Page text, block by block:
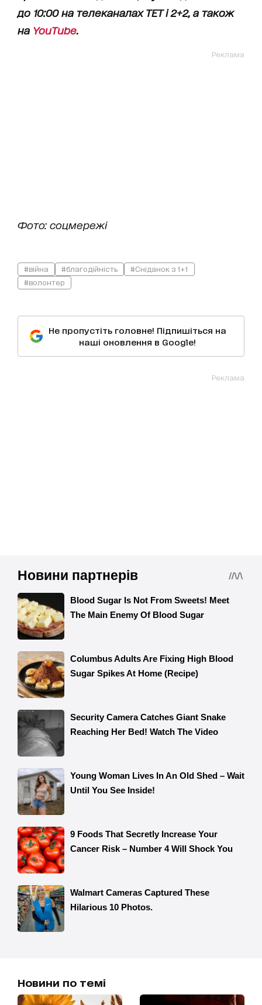
до 10:00 на телеканалах ТЕТ і 2+2, а також
на YouTube
Реклама
Фото: соцмережі
#війна #благодійність
#Сніданок з 1+1
#волонтер
Не пропустіть головне! Підпишіться на
наші оновлення в Google!
Реклама
Новини по темі